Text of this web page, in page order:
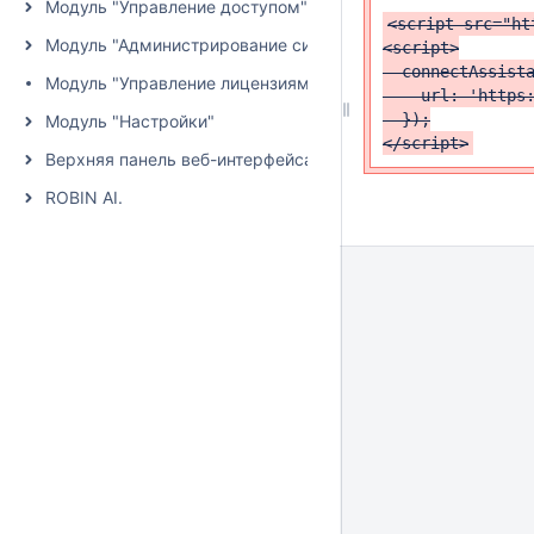
Модуль "Управление доступом"
Модуль "Администрирование системы"
Модуль "Управление лицензиями"
Модуль "Настройки"
Верхняя панель веб-интерфейса
ROBIN AI.
<script
<script>
url:
  });
</script>